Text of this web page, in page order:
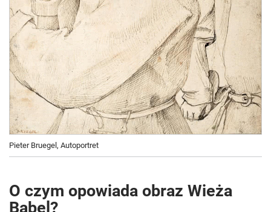
Pieter Bruegel, Autoportret
O czym opowiada obraz Wieża
Babel?